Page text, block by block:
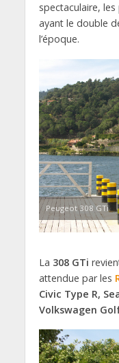
spectaculaire,
ayant le double
l’époque.
Peugeot 308 GTi
La 308 GTi
attendue par les
Civic Type R,
Volkswagen